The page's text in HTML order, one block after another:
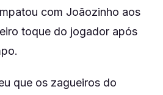
com Joãozinho aos
toque do jogador após
que os zagueiros do